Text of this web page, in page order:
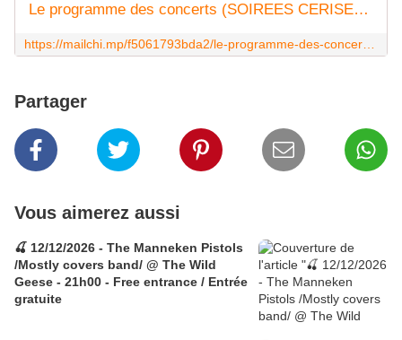
Le programme des concerts (SOIREES CERISES) du 11 au 20 octobre 2018
Partager
Vous aimerez aussi
🍒 12/12/2026 - The Manneken Pistols
/Mostly covers band/ @ The Wild
Geese - 21h00 - Free entrance / Entrée
gratuite